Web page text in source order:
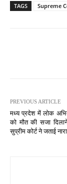
TAGS Supreme
PREVIOUS ARTICLE
मध्य प्रदेश में लोक
को मौत की सजा
सुप्रीम कोर्ट ने जताई